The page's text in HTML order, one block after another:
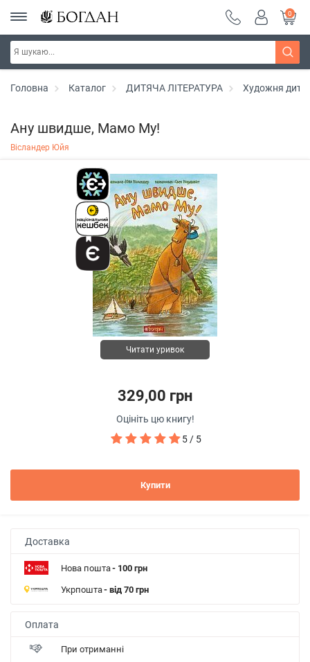
0
Головна Каталог ДИТЯЧА ЛІТЕРАТУРА Художня
Ану швидше, Мамо Му!
Вісландер Юйя
Читати уривок
329,00 грн
Оцініть цю книгу!
5 / 5
Купити
Доставка
Нова пошта- 100 грн
Укрпошта- від 70 грн
Оплата
При отриманні